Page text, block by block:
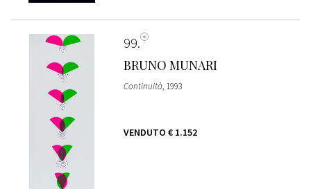
99
BRUNO MUNARI
Continuità, 1993
VENDUTO € 1.152